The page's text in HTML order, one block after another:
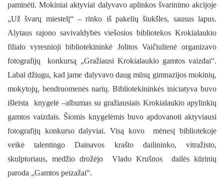
paminėti. Mokiniai aktyviai dalyvavo aplinkos švarinimo akcijoje
„Už švarų miestelį“ – rinko iš pakelių šiukšles, sausus lapus.
Alytaus rajono savivaldybės viešosios bibliotekos Krokialaukio
filialo vyresnioji bibliotekininkė Jolitos Vaičiulienė organizavo
fotografijų konkursą „Gražiausi Krokialaukio gamtos vaizdai“.
Labai džiugu, kad jame dalyvavo daug mūsų gimnazijos mokinių,
mokytojų, bendruomenės narių. Bibliotekininkės iniciatyva buvo
išleista knygelė –albumas su gražiausiais Krokialaukio apylinkių
gamtos vaizdais. Šiomis knygelėmis buvo apdovanoti aktyviausi
fotografijų konkurso dalyviai. Visą kovo mėnesį bibliotekoje
veikė talentingo Dainavos krašto dailininko, vitražisto,
skulptoriaus, medžio drožėjo Vlado Krušnos dailės kūrinių
paroda „Gamtos peizažai“.